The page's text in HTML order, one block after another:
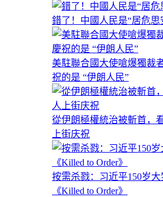
錯了！中國人民是“居危思
美駐聯合國大使嗆爆獨裁
祝的是 “伊朗人民”
從伊朗極權統治被斬首，
上街庆祝
按需杀戮：习近平150岁
《Killed to Order》